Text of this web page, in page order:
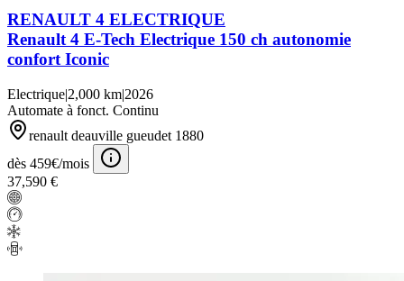
RENAULT 4 ELECTRIQUE
Renault 4 E-Tech Electrique 150 ch autonomie
confort Iconic
Electrique|2,000 km|2026
Automate à fonct. Continu
renault deauville gueudet 1880
dès 459€/mois
37,590 €